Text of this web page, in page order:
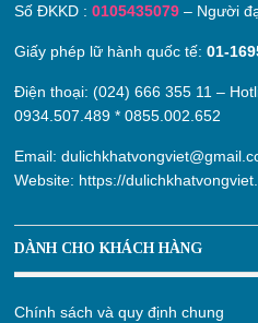
Số ĐKKD :0105435079 – Người
Giấy phép lữ hành quốc tế:01-
Điện thoại: (024) 666 355 11 –
0934.507.489 *0855.002.652
Email:
Website: https://
DÀNH CHO KHÁCH HÀNG
Chính sách và quy định chung